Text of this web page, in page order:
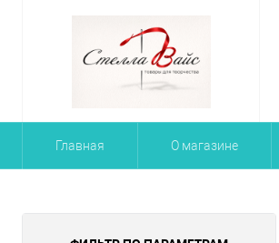
Главная О магазине